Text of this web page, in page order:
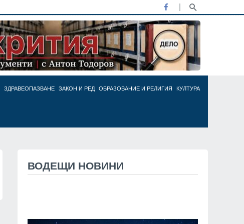
ЗДРАВЕОПАЗВАНЕ ЗАКОН И РЕД ОБРАЗОВАНИЕ И РЕЛИГИЯ КУЛТУРА
ВОДЕЩИ НОВИНИ